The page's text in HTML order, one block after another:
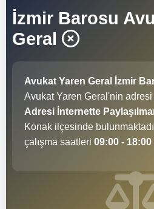
İzmir Barosu
Geral
Avukat Yaren Geral İzmir
Avukat Yaren Geral'nin adresi
Adresi İnternette
Konak ilçesinde
çalışma saatleri 09:00 - 18:00